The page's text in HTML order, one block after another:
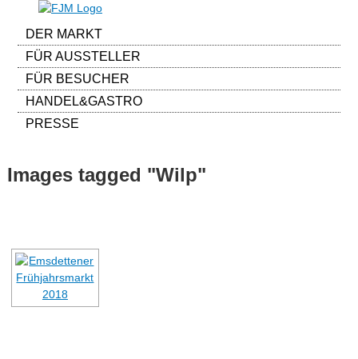
DER MARKT
FÜR AUSSTELLER
FÜR BESUCHER
HANDEL&GASTRO
PRESSE
Images tagged "Wilp"